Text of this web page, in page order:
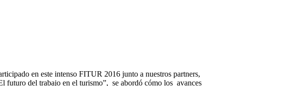
en este intenso FITUR 2016 junto a nuestros partners,
futuro del trabajo en el turismo”, se abordó cómo los avances